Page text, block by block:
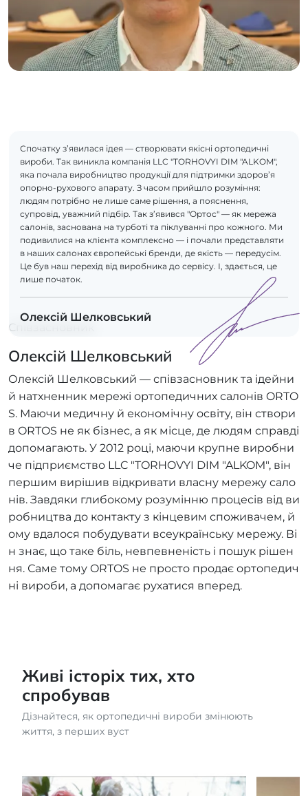
Спочатку з’явилася ідея — створювати якісні ортопедичні
вироби. Так виникла компанія LLC "TORHOVYI DIM "ALKOM",
яка почала виробництво продукції для підтримки здоров’я
опорно-рухового апарату. З часом прийшло розуміння:
людям потрібно не лише саме рішення, а пояснення,
супровід, уважний підбір. Так з’явився "Ортос" — як мережа
салонів, заснована на турботі та піклуванні про кожного. Ми
подивилися на клієнта комплексно — і почали представляти
в наших салонах європейські бренди, де якість — передусім.
Це був наш перехід від виробника до сервісу. І, здається, це
лише початок.
Олексій Шелковський
Співзасновник
Олексій Шелковський
Олексій Шелковський — співзасновник та ідейни
й натхненник мережі ортопедичних салонів ORTO
S. Маючи медичну й економічну освіту, він створи
в ORTOS не як бізнес, а як місце, де людям справді
допомагають. У 2012 році, маючи крупне виробни
че підприємство LLC "TORHOVYI DIM "ALKOM", він
першим вирішив відкривати власну мережу сало
нів. Завдяки глибокому розумінню процесів від ви
робництва до контакту з кінцевим споживачем, й
ому вдалося побудувати всеукраїнську мережу. Ві
н знає, що таке біль, невпевненість і пошук рішен
ня. Саме тому ORTOS не просто продає ортопедич
ні вироби, а допомагає рухатися вперед.
Живі історіх тих, хто
спробував
Дізнайтеся, як ортопедичні вироби змінюють
життя, з перших вуст